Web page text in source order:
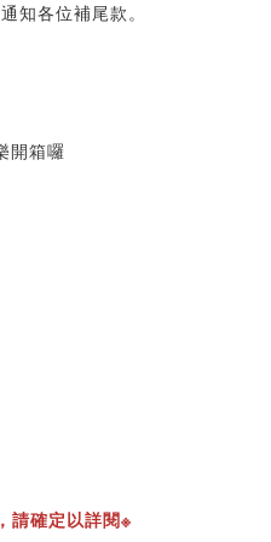
知各位補尾款。
開箱囉
請確定以詳閱※